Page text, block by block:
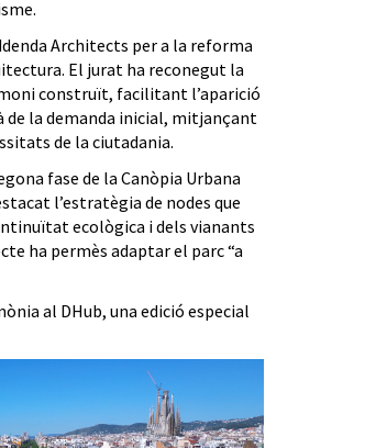
Architects per a la reforma
El jurat ha reconegut la
construït, facilitant l’aparició
de la demanda inicial, mitjançant
de la ciutadania.
fase de la Canòpia Urbana
l’estratègia de nodes que
ecològica i dels vianants
ha permès adaptar el parc “a
al DHub, una edició especial